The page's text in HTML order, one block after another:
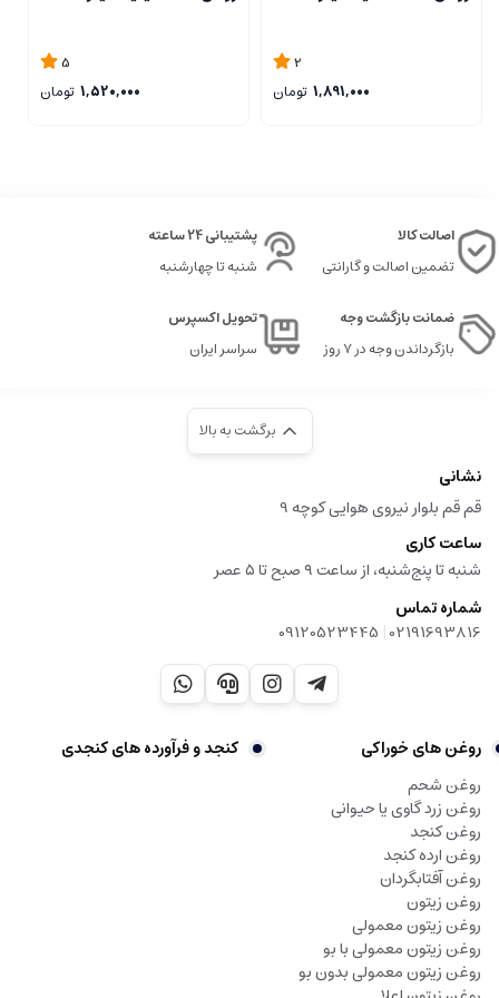
2
1,891,000 تومان
5
1,520,000 تومان
اصالت کالا
تضمین اصالت و گارانتی
پشتیبانی 24 ساعته
شنبه تا چهارشنبه
ضمانت بازگشت وجه
بازگرداندن وجه در ۷ روز
تحویل اکسپرس
سراسر ایران
برگشت به بالا
نشانی
قم قم بلوار نیروی هوایی کوچه 9
ساعت کاری
شنبه تا پنج‌شنبه، از ساعت ۹ صبح تا ۵ عصر
شماره تماس
02191693816
|
09120523445
روغن های خوراکی
روغن شحم
روغن زرد گاوی یا حیوانی
روغن کنجد
روغن ارده کنجد
روغن آفتابگردان
روغن زیتون
روغن زیتون معمولی
روغن زیتون معمولی با بو
روغن زیتون معمولی بدون بو
کنجد و فرآورده های کنجدی